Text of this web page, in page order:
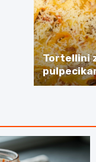
Tortellini